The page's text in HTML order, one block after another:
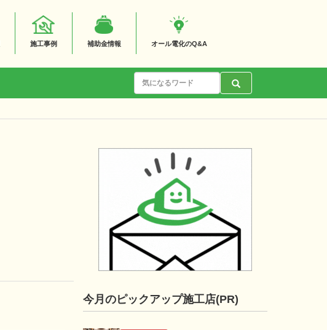
施工事例 補助金情報 オール電化のQ&A
今月のピックアップ施工店(PR)